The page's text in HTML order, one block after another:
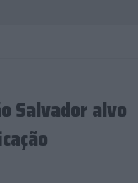
Salvador alvo